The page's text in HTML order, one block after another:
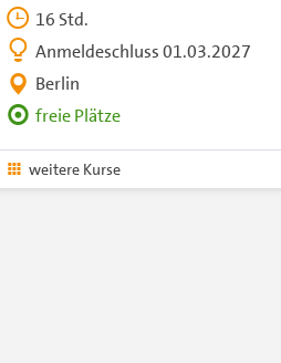
16 Std.
Anmeldeschluss 01.03.2027
Berlin
freie Plätze
weitere Kurse